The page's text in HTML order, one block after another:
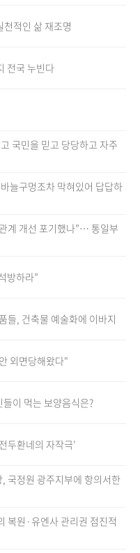
적인 삶 재조명
전국 누빈다
국민을 믿고 당당하고 자주
늘구멍조차 막혀있어 답답하
계 개선 포기했나”… 통일부
방하라”
들, 건축물 예술화에 이바지
외면당해왔다"
이 먹는 보양음식은?
두환네의 자작극’
국정원 광주지부에 항의서한
복원·유엔사 관리권 점진적